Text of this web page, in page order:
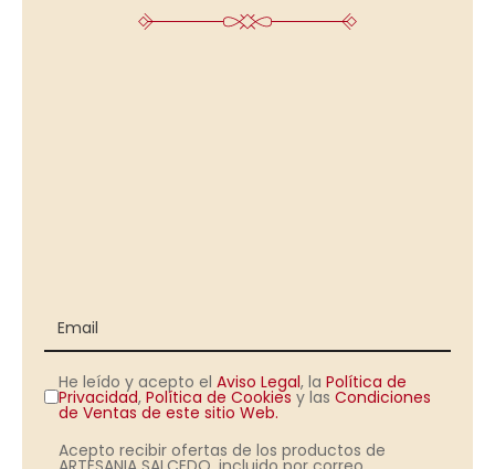
He leído y acepto el Aviso Legal, la Política de
Privacidad, Política de Cookies y las Condiciones
de Ventas de este sitio Web.
Acepto recibir ofertas de los productos de